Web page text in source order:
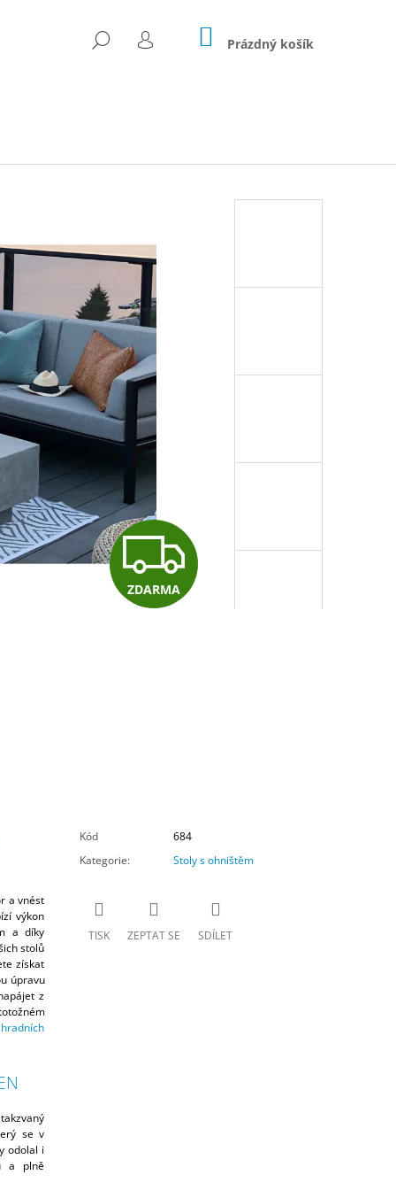
HLEDAT
PŘIHLÁŠENÍ
NÁKUPNÍ
KOŠÍK
Prázdný košík
Z
D
A
ZDARMA
a vnést
výkon
a díky
stolů
získat
úpravu
z
se v
odolal i
a plně
Kód
684
Kategorie: Stoly s ohništěm
TISK ZEPTAT SE SDÍLET
SET Z UMĚLÉHO
ŠEDÝ